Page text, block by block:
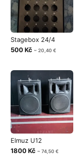
Stagebox 24/4
500 Kč ~ 20,40 €
Elmuz U12
1800 Kč ~ 74,50 €